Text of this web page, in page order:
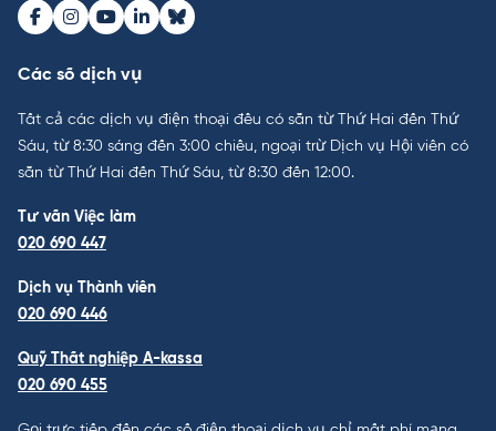
Facebook
Instagram
Youtube
LinkedInBluesky
Các số dịch vụ
Tất cả các dịch vụ điện thoại đều có sẵn từ Thứ Hai đến Thứ
Sáu, từ 8:30 sáng đến 3:00 chiều, ngoại trừ Dịch vụ Hội viên có
sẵn từ Thứ Hai đến Thứ Sáu, từ 8:30 đến 12:00.
Tư vấn Việc làm
020 690 447
Dịch vụ Thành viên
020 690 446
Quỹ Thất nghiệp A-kassa
020 690 455